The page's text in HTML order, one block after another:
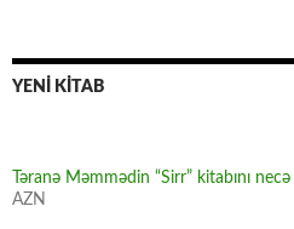
YENİ KİTAB
Təranə Məmmədin “Sirr” kitabını
AZN